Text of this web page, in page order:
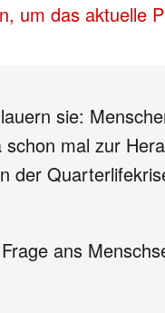
um das aktuelle
sie:
mal zur
der
ans